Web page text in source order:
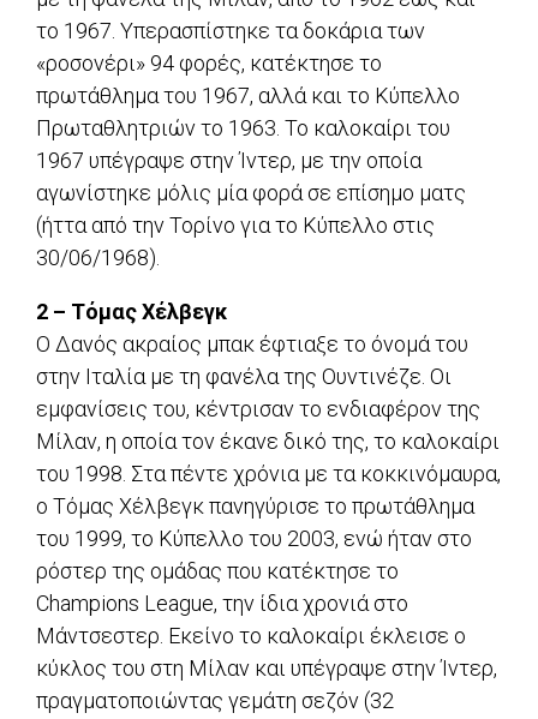
το 1967. Υπερασπίστηκε τα δοκάρια των
«ροσονέρι» 94 φορές, κατέκτησε το
πρωτάθλημα του 1967, αλλά και το Κύπελλο
Πρωταθλητριών το 1963. Το καλοκαίρι του
1967 υπέγραψε στην Ίντερ, με την οποία
αγωνίστηκε μόλις μία φορά σε επίσημο ματς
(ήττα από την Τορίνο για το Κύπελλο στις
30/06/1968).
2 – Τόμας Χέλβεγκ
O Δανός ακραίος μπακ έφτιαξε το όνομά του
στην Ιταλία με τη φανέλα της Ουντινέζε. Οι
εμφανίσεις του, κέντρισαν το ενδιαφέρον της
Μίλαν, η οποία τον έκανε δικό της, το καλοκαίρι
του 1998. Στα πέντε χρόνια με τα κοκκινόμαυρα,
ο Τόμας Χέλβεγκ πανηγύρισε το πρωτάθλημα
του 1999, το Κύπελλο του 2003, ενώ ήταν στο
ρόστερ της ομάδας που κατέκτησε το
Champions League, την ίδια χρονιά στο
Μάντσεστερ. Εκείνο το καλοκαίρι έκλεισε ο
κύκλος του στη Μίλαν και υπέγραψε στην Ίντερ,
πραγματοποιώντας γεμάτη σεζόν (32